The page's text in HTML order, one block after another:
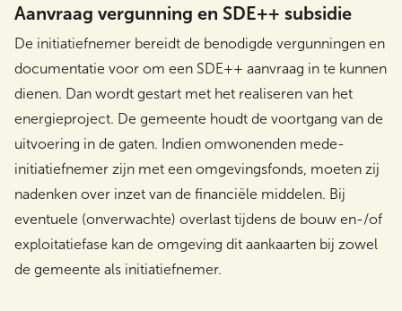
Aanvraag vergunning en SDE++ subsidie
De initiatiefnemer bereidt de benodigde vergunningen en
documentatie voor om een SDE++ aanvraag in te kunnen
dienen. Dan wordt gestart met het realiseren van het
energieproject. De gemeente houdt de voortgang van de
uitvoering in de gaten. Indien omwonenden mede-
initiatiefnemer zijn met een omgevingsfonds, moeten zij
nadenken over inzet van de financiële middelen. Bij
eventuele (onverwachte) overlast tijdens de bouw en-/of
exploitatiefase kan de omgeving dit aankaarten bij zowel
de gemeente als initiatiefnemer.